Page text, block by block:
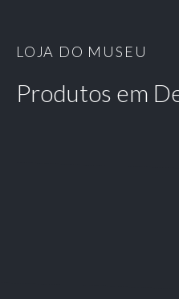
LOJA DO MUSEU
Produtos em